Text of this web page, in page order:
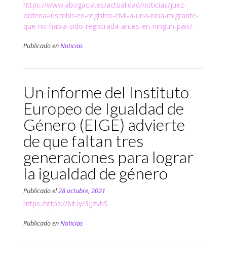
https://www.abogacia.es/actualidad/noticias/juez-
ordena-inscribir-en-registro-civil-a-una-nina-migrante-
que-no-habia-sido-registrada-antes-en-ningun-pais/
Publicado enNoticias
Un informe del Instituto
Europeo de Igualdad de
Género (EIGE) advierte
de que faltan tres
generaciones para lograr
la igualdad de género
Publicado el28 octubre, 2021
https:/https://bit.ly/3jJzvhS
Publicado enNoticias